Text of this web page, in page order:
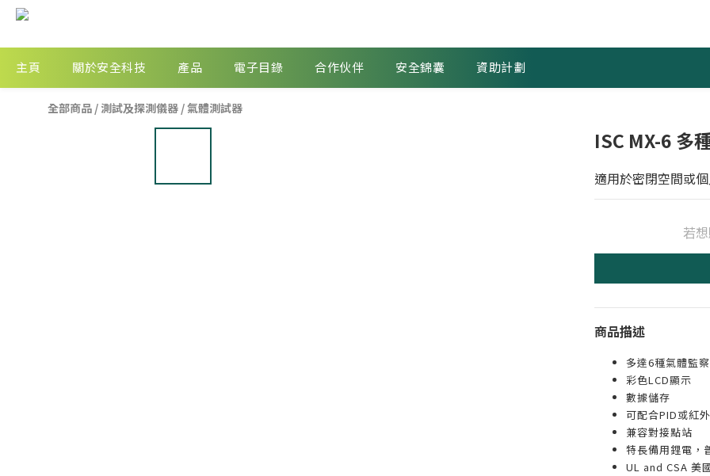
主頁 關於安全科技 產品 電子目錄 合作伙伴 安全錦囊 資助計劃
全部商品 / 測試及探測儀器 /氣體測試器
ISC MX-6 多
適用於密閉空間或
若
商品描述
多達6種氣體監察
彩色LCD顯示
數據儲存
可配合PID或紅
兼容對接點站
特長備用鋰電，
UL and CSA 美